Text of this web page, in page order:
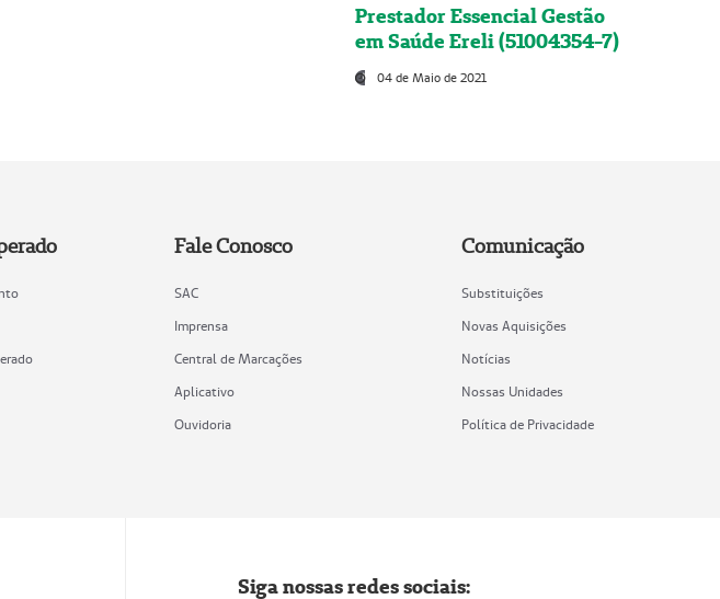
Prestador Essencial Gestão
em Saúde Ereli (51004354-7)
04 de Maio de 2021
Fale Conosco
SAC
Imprensa
Central de Marcações
Aplicativo
Ouvidoria
Comunicação
Substituições
Novas Aquisições
Notícias
Nossas Unidades
Política de Privacidade
Siga nossas redes sociais: